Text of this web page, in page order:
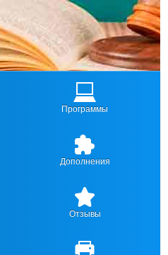
Программы
Дополнения
Отзывы